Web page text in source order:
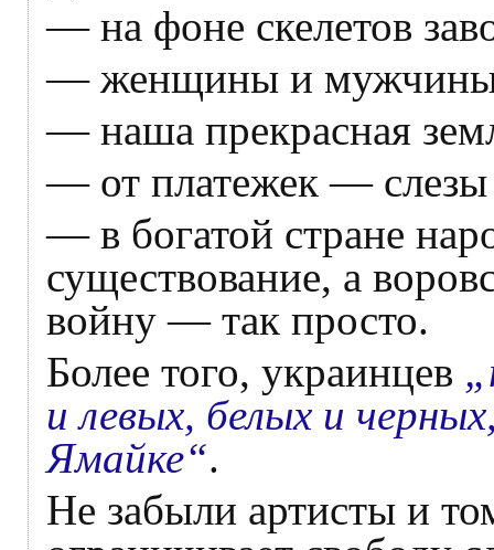
— на фоне скелетов
— женщины и мужчины
— наша прекрасная
— от платежек — слезы
— в богатой стране
существование, а
войну — так просто.
Более того, украинцев
и левых, белых и
Ямайке“.
Не забыли артисты и